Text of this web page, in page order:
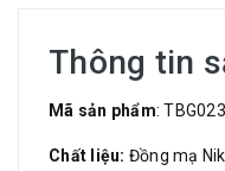
Thông tin
Mã sản phẩm:
Chất liệu: Đồng mạ